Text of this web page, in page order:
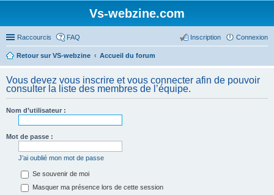
Vs-webzine.com
Raccourcis FAQ Connexion
Inscription
Retour sur VS-webzine Accueil du forum
Vous devez vous inscrire et vous connecter afin de pouvoir
consulter la liste des membres de l’équipe.
Nom d’utilisateur :
Mot de passe :
J’ai oublié mon mot de passe
Se souvenir de moi
Masquer ma présence lors de cette session